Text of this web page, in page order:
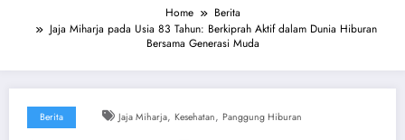
Home
Berita
Jaja Miharja pada Usia 83 Tahun: Berkiprah Aktif dalam Dunia Hiburan
Bersama Generasi Muda
Berita Jaja Miharja, Kesehatan, Panggung Hiburan